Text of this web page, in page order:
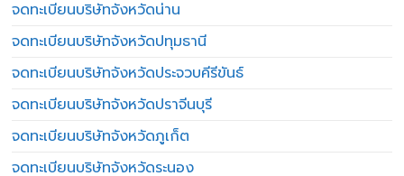
จดทะเบียนบริษัทจังหวัดน่าน
จดทะเบียนบริษัทจังหวัดปทุมธานี
จดทะเบียนบริษัทจังหวัดประจวบคีรีขันธ์
จดทะเบียนบริษัทจังหวัดปราจีนบุรี
จดทะเบียนบริษัทจังหวัดภูเก็ต
จดทะเบียนบริษัทจังหวัดระนอง